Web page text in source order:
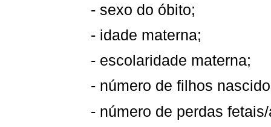
- sexo do óbito;
- idade materna;
- escolaridade materna;
- número de filhos
- número de perdas